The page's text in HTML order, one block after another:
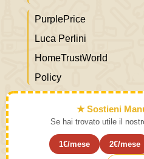
PurplePrice
Luca Perlini
HomeTrustWorld
Policy
★ Sostieni
Se hai trovato utile il
1€/mese 2€/mese